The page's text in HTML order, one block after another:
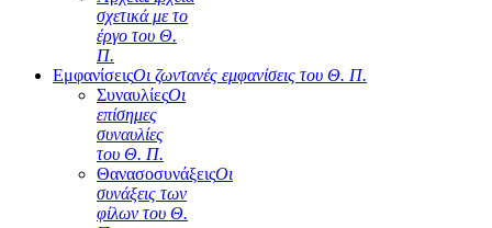
σχετικά με το
έργο του Θ.
Π.
ΕμφανίσειςΟι ζωντανές εμφανίσεις του Θ. Π.
ΣυναυλίεςΟι
επίσημες
συναυλίες
του Θ. Π.
ΘανασοσυνάξειςΟι
συνάξεις των
φίλων του Θ.